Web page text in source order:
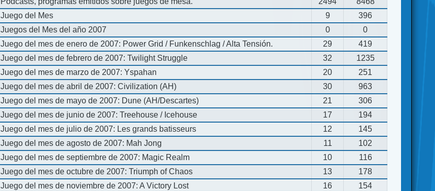
Juego del Mes 9
396
Juegos del Mes del año 2007 0
0
Juego del mes de enero de 2007: Power Grid / Funkenschlag / Alta Tensión. 29
419
Juego del mes de febrero de 2007: Twilight Struggle 32
1235
Juego del mes de marzo de 2007: Yspahan 20
251
Juego del mes de abril de 2007: Civilization (AH) 30
963
Juego del mes de mayo de 2007: Dune (AH/Descartes) 21
306
Juego del mes de junio de 2007: Treehouse / Icehouse 17
194
Juego del mes de julio de 2007: Les grands batisseurs 12
145
Juego del mes de agosto de 2007: Mah Jong 11
102
Juego del mes de septiembre de 2007: Magic Realm 10
116
Juego del mes de octubre de 2007: Triumph of Chaos 13
178
Juego del mes de noviembre de 2007: A Victory Lost 16
154